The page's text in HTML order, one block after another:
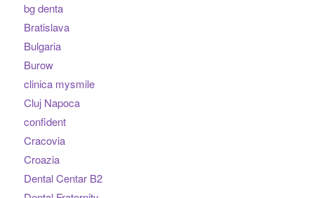
bg denta
Bratislava
Bulgaria
Burow
clinica mysmile
Cluj Napoca
confident
Cracovia
Croazia
Dental Centar B2